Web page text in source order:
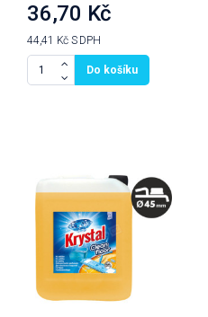
36,70 Kč
44,41 Kč S DPH
Do košíku